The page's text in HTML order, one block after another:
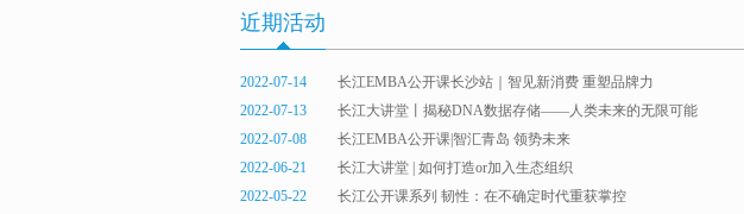
近期活动
2022-07-14
长江EMBA公开课长沙站｜智见新消费 重塑品牌力
2022-07-13
长江大讲堂丨揭秘DNA数据存储——人类未来的无限可能
2022-07-08
长江EMBA公开课|智汇青岛 领势未来
2022-06-21
长江大讲堂 | 如何打造or加入生态组织
2022-05-22
长江公开课系列 韧性：在不确定时代重获掌控